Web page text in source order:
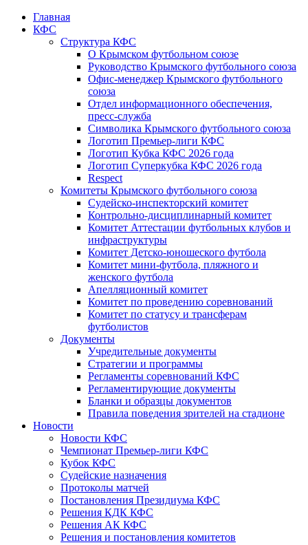
Главная
КФС
Структура КФС
О Крымском футбольном союзе
Руководство Крымского футбольного союза
Офис-менеджер Крымского футбольного
союза
Отдел информационного обеспечения,
пресс-служба
Символика Крымского футбольного союза
Логотип Премьер-лиги КФС
Логотип Кубка КФС 2026 года
Логотип Суперкубка КФС 2026 года
Respect
Комитеты Крымского футбольного союза
Судейско-инспекторский комитет
Контрольно-дисциплинарный комитет
Комитет Аттестации футбольных клубов и
инфраструктуры
Комитет Детско-юношеского футбола
Комитет мини-футбола, пляжного и
женского футбола
Апелляционный комитет
Комитет по проведению соревнований
Комитет по статусу и трансферам
футболистов
Документы
Учредительные документы
Стратегии и программы
Регламенты соревнований КФС
Регламентирующие документы
Бланки и образцы документов
Правила поведения зрителей на стадионе
Новости
Новости КФС
Чемпионат Премьер-лиги КФС
Кубок КФС
Судейские назначения
Протоколы матчей
Постановления Президиума КФС
Решения КДК КФС
Решения АК КФС
Решения и постановления комитетов